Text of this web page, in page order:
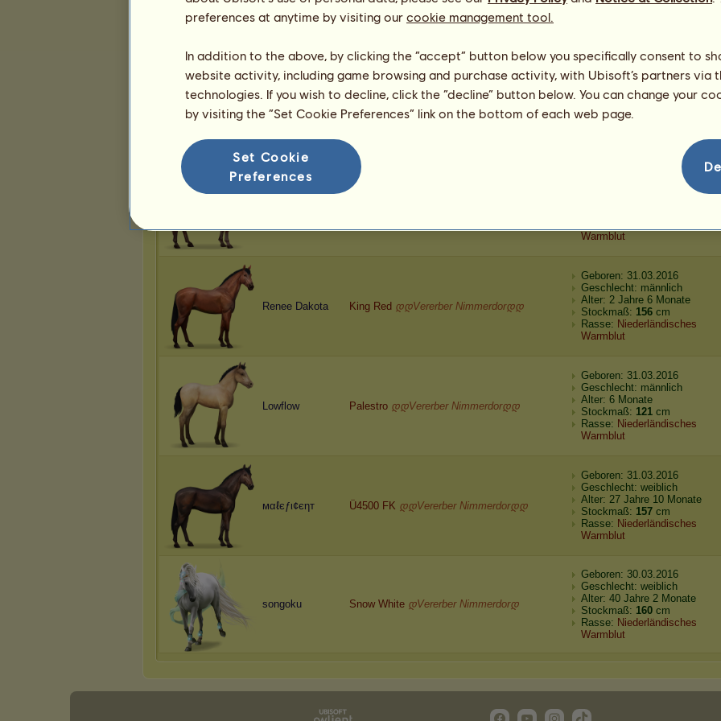
Renee Dakota Earl of Kingdom დდVererber Nimmerdorდდ
Belice Zabanta ❧ Salah ad-Din Arabers❧
Geboren: 05.04.2016
Geschlecht: weiblich
Alter: 6 Monate
Stockmaß:
Warmblut
Renee Dakota King Red დდVererber Nimmerdorდდ
Geboren: 31.03.2016
Geschlecht: männlich
Alter: 2 Jahre 6 Monate
Stockmaß: 156 cm
Rasse: Niederländisches
Warmblut
Lowflow Palestro დდVererber Nimmerdorდდ
Geboren: 31.03.2016
Geschlecht: männlich
Alter: 6 Monate
Stockmaß: 121 cm
Rasse: Niederländisches
Warmblut
мαℓєƒι¢єηт Ü4500 FK დდVererber Nimmerdorდდ
Geboren: 31.03.2016
Geschlecht: weiblich
Alter: 27 Jahre 10 Monate
Stockmaß: 157 cm
Rasse: Niederländisches
Warmblut
songoku Snow White დVererber Nimmerdorდ
Geboren: 30.03.2016
Geschlecht: weiblich
Alter: 40 Jahre 2 Monate
Stockmaß: 160 cm
Rasse: Niederländisches
Warmblut
preferences at anytime by visiting our cookie management tool.
In addition to the above, by clicking the “accept” button below you specifically consent to
website activity, including game browsing and purchase activity, with Ubisoft’s partners via
technologies. If you wish to decline, click the “decline” button below. You can change your
by visiting the “Set Cookie Preferences” link on the bottom of each web page.
Set Cookie
Preferences